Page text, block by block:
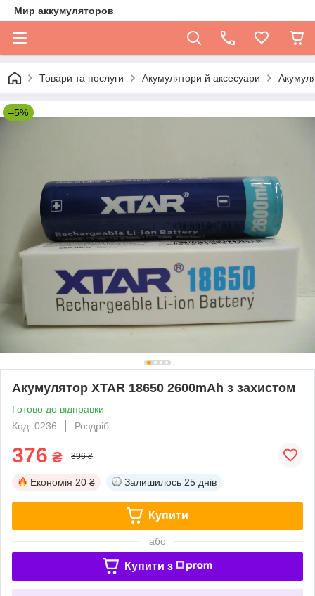
Мир аккумуляторов
Товари та послуги Акумулятори й аксесуари
–5%
Акумулятор XTAR 18650 2600mAh з захистом
Готово до відправки
Код: 0236
Роздріб
376 ₴ 396 ₴
Економія 20 ₴ Залишилось 25 днів
Купити
або
Купити з